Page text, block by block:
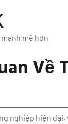
mẽ hơn
Về
nghiệp hiện